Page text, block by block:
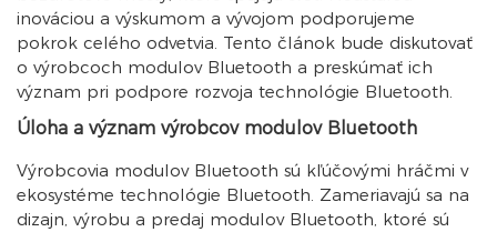
inováciou a výskumom a vývojom podporujeme
pokrok celého odvetvia. Tento článok bude diskutovať
o výrobcoch modulov Bluetooth a preskúmať ich
význam pri podpore rozvoja technológie Bluetooth.
Úloha a význam výrobcov modulov Bluetooth
Výrobcovia modulov Bluetooth sú kľúčovými hráčmi v
ekosystéme technológie Bluetooth. Zameriavajú sa na
dizajn, výrobu a predaj modulov Bluetooth, ktoré sú